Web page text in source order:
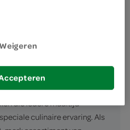
een Authentieke
tafel met de Verstegen Mix
nasi- of
30 gram kruidenmix zit vol
die iedere maaltijd
culinaire ervaring. Als
Weigeren